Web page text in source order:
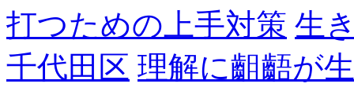
打つための上手対策 生
千代田区 理解に齟齬が